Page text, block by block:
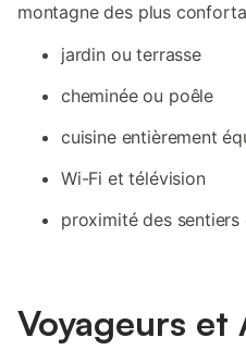
montagne des plus
jardin ou terrasse
cheminée ou poêle
cuisine entièrement
Wi-Fi et télévision
proximité des sentiers
Voyageurs et